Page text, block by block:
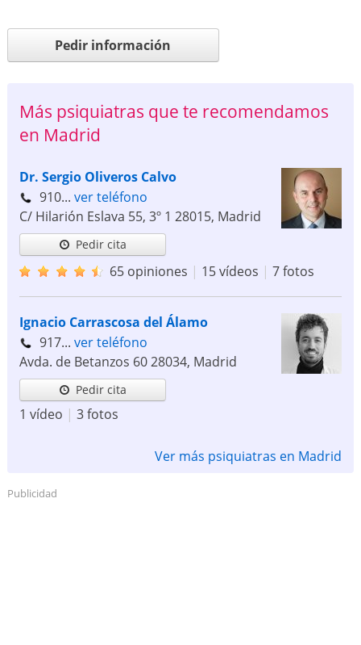
Pedir información
Más psiquiatras que te recomendamos
en Madrid
Dr. Sergio Oliveros Calvo
910... ver teléfono
C/ Hilarión Eslava 55, 3º 1 28015, Madrid
Pedir cita
65 opiniones | 15 vídeos | 7 fotos
Ignacio Carrascosa del Álamo
917... ver teléfono
Avda. de Betanzos 6028034, Madrid
Pedir cita
1 vídeo | 3 fotos
Ver más psiquiatras en Madrid
Publicidad